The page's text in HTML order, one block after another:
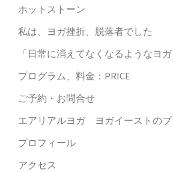
ホットストーン
私は、ヨガ挫折、脱落者でした
「日常に消えてなくなるようなヨガ
プログラム、料金：PRICE
ご予約・お問合せ
エアリアルヨガ ヨガイーストの
プロフィール
アクセス